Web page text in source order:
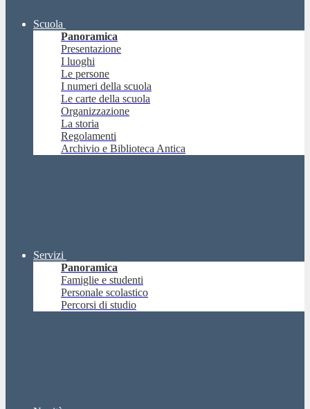
Scuola
Panoramica
Presentazione
I luoghi
Le persone
I numeri della scuola
Le carte della scuola
Organizzazione
La storia
Regolamenti
Archivio e Biblioteca Antica
Servizi
Panoramica
Famiglie e studenti
Personale scolastico
Percorsi di studio